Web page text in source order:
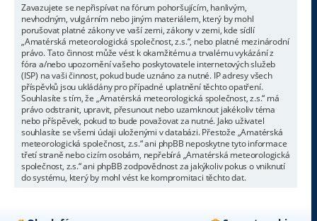
Zavazujete se nepřispívat na fórum pohoršujícím, hanlivým,
nevhodným, vulgárním nebo jiným materiálem, který by mohl
porušovat platné zákony ve vaší zemi, zákony v zemi, kde sídlí
„Amatérská meteorologická společnost, z.s.“, nebo platné mezinárodní
právo. Tato činnost může vést k okamžitému a trvalému vykázání z
fóra a/nebo upozornění vašeho poskytovatele internetových služeb
(ISP) na vaši činnost, pokud bude uznáno za nutné. IP adresy všech
příspěvků jsou ukládány pro případné uplatnění těchto opatření.
Souhlasíte s tím, že „Amatérská meteorologická společnost, z.s.“ má
právo odstranit, upravit, přesunout nebo uzamknout jakékoliv téma
nebo příspěvek, pokud to bude považovat za nutné. Jako uživatel
souhlasíte se všemi údaji uloženými v databázi. Přestože „Amatérská
meteorologická společnost, z.s.“ ani phpBB neposkytne tyto informace
třetí straně nebo cizím osobám, nepřebírá „Amatérská meteorologická
společnost, z.s.“ ani phpBB zodpovědnost za jakýkoliv pokus o vniknutí
do systému, který by mohl vést ke kompromitaci těchto dat.